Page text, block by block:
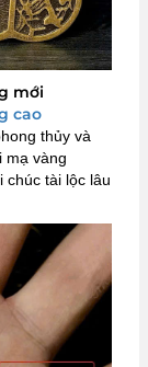
mới
cao
thủy và
mạ vàng
chúc tài lộc lâu